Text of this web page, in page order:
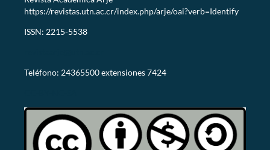
https://revistas.utn.ac.cr/index.php/arje/oai?verb=Identify
ISSN: 2215-5538
Teléfono: 24365500 extensiones 7424